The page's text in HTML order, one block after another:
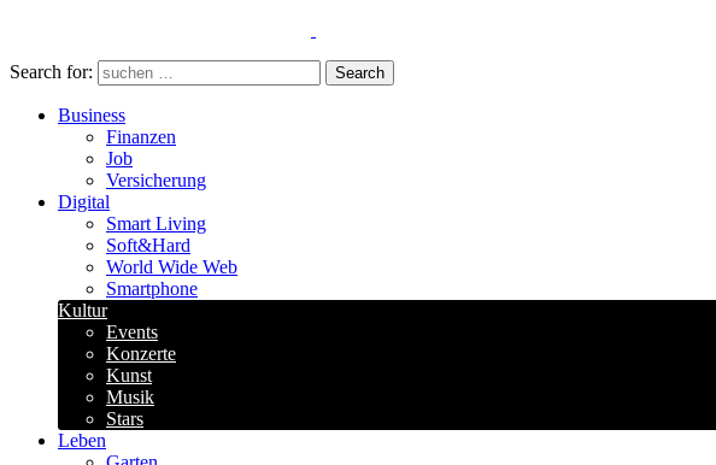
Search for: Search
Business
Finanzen
Job
Versicherung
Digital
Smart Living
Soft&Hard
World Wide Web
Smartphone
Kultur
Events
Konzerte
Kunst
Musik
Stars
Leben